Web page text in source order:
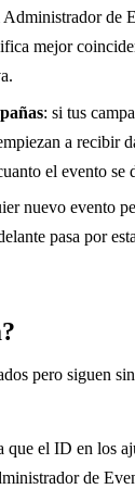
de
mejor
: si tus
a recibir
el evento se
nuevo evento
pasa por
pero siguen
que el ID en los
de